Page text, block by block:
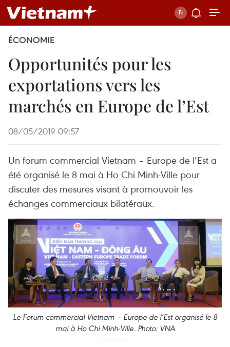
ÉCONOMIE
Opportunités pour les
exportations vers les
marchés en Europe de l’Est
08/05/2019 09:57
Un forum commercial Vietnam – Europe de l’Est a
été organisé le 8 mai à Ho Chi Minh-Ville pour
discuter des mesures visant à promouvoir les
échanges commerciaux bilatéraux.
Le Forum commercial Vietnam – Europe de l’Est organisé le 8
mai à Ho Chi Minh-Ville. Photo: VNA